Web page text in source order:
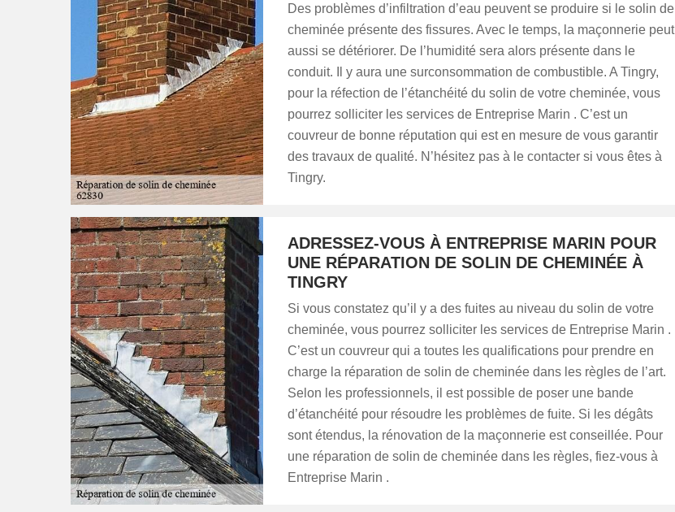
Des problèmes d’infiltration d’eau peuvent se produire si le solin de
cheminée présente des fissures. Avec le temps, la maçonnerie peut
aussi se détériorer. De l’humidité sera alors présente dans le
conduit. Il y aura une surconsommation de combustible. A Tingry,
pour la réfection de l’étanchéité du solin de votre cheminée, vous
pourrez solliciter les services de Entreprise Marin . C’est un
couvreur de bonne réputation qui est en mesure de vous garantir
des travaux de qualité. N’hésitez pas à le contacter si vous êtes à
Tingry.
ADRESSEZ-VOUS À ENTREPRISE MARIN POUR
UNE RÉPARATION DE SOLIN DE CHEMINÉE À
TINGRY
Si vous constatez qu’il y a des fuites au niveau du solin de votre
cheminée, vous pourrez solliciter les services de Entreprise Marin .
C’est un couvreur qui a toutes les qualifications pour prendre en
charge la réparation de solin de cheminée dans les règles de l’art.
Selon les professionnels, il est possible de poser une bande
d’étanchéité pour résoudre les problèmes de fuite. Si les dégâts
sont étendus, la rénovation de la maçonnerie est conseillée. Pour
une réparation de solin de cheminée dans les règles, fiez-vous à
Entreprise Marin .